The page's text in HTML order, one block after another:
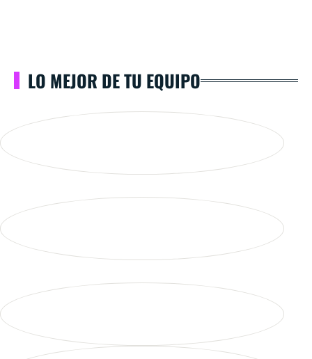
LO MEJOR DE TU EQUIPO